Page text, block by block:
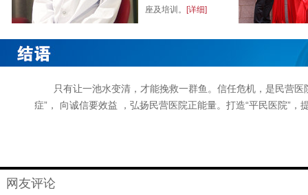
座及培训。
[详细]
只有让一池水变清，才能挽救一群鱼。信任危机，是民营医
症”， 向诚信要效益 ，弘扬民营医院正能量。打造“平民医院”，
网友评论